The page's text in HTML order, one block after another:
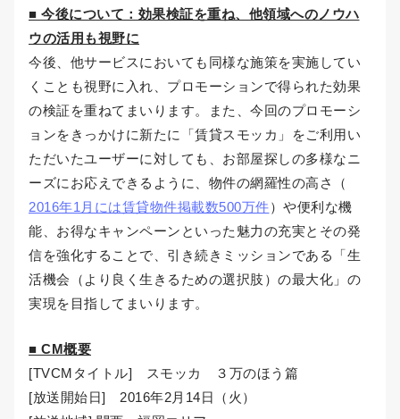
■ 今後について：効果検証を重ね、他領域へのノウハ
ウの活用も視野に
今後、他サービスにおいても同様な施策を実施してい
くことも視野に入れ、プロモーションで得られた効果
の検証を重ねてまいります。また、今回のプロモーシ
ョンをきっかけに新たに「賃貸スモッカ」をご利用い
ただいたユーザーに対しても、お部屋探しの多様なニ
ーズにお応えできるように、物件の網羅性の高さ（
2016年1月には賃貸物件掲載数500万件）や便利な機
能、お得なキャンペーンといった魅力の充実とその発
信を強化することで、引き続きミッションである「生
活機会（より良く生きるための選択肢）の最大化」の
実現を目指してまいります。
■ CM概要
[TVCMタイトル] スモッカ ３万のほう篇
[放送開始日] 2016年2月14日（火）